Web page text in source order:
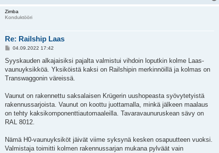
Zimba
Konduktööri
Re: Railship Laas
V
e
s
t
i
04.09.2022 17:42
Syyskauden alkajaisiksi pajalta valmistui vihdoin loputkin kolme Laas-
vaunuyksikköä. Yksiköistä kaksi on Railshipin merkinnöillä ja kolmas on
Transwaggonin väreissä.
Vaunut on rakennettu saksalaisen Krügerin uushopeasta syövytetyistä
rakennussarjoista. Vaunut on koottu juottamalla, minkä jälkeen maalaus
on tehty kaksikomponenttiautomaaleilla. Tavaravaunuruskean sävy on
RAL 8012.
Nämä H0-vaunuyksiköt jäivät viime syksynä kesken osapuutteen vuoksi.
Valmistaja toimitti kolmen rakennussarjan mukana pylväät vain